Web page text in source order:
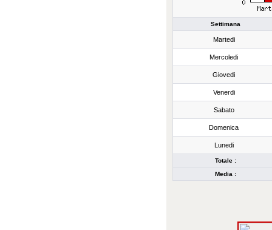
Settimana
Martedi
Mercoledi
Giovedi
Venerdi
Sabato
Domenica
Lunedi
Totale :
Media :